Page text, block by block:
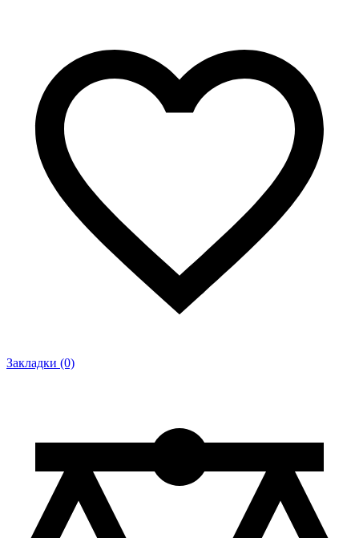
Закладки (0)